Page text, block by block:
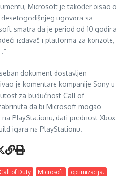
Microsoft je također pisao o
ugovora sa
smatra da je period od 10 godina
izdavač i platforma za konzole,
dokument dostavljen
je komentare kompanije Sony u
za budućnost Call of
da bi Microsoft mogao
PlayStationu, dati prednost Xbox
igara na PlayStationu.
Call of Duty Microsoft
optimizacija.